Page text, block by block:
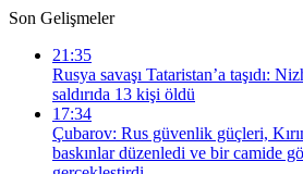
Son Gelişmeler
21:35
Rusya savaşı Tataristan’a taşıdı:
saldırıda 13 kişi öldü
17:34
Çubarov: Rus güvenlik güçleri,
baskınlar düzenledi ve bir camide